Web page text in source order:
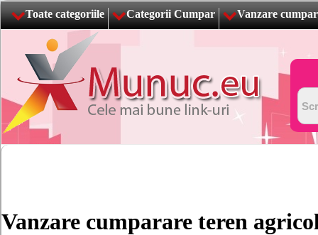
Toate categoriile Categorii Cumpar Vanzare
Vanzare cumparare teren